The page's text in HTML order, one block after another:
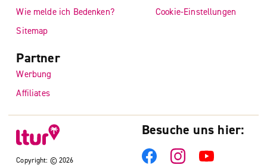
Copyright: © 2026
Wie melde ich Bedenken?
Sitemap
Cookie-Einstellungen
Partner
Werbung
Affiliates
Besuche uns hier: